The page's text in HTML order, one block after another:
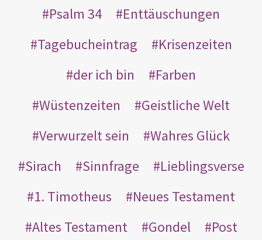
Psalm 34
Enttäuschungen
Tagebucheintrag
Krisenzeiten
der ich bin
Farben
Wüstenzeiten
Geistliche Welt
Verwurzelt sein
Wahres Glück
Sirach
Sinnfrage
Lieblingsverse
1. Timotheus
Neues Testament
Altes Testament
Gondel
Post